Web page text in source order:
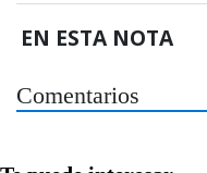
EN ESTA NOTA
Comentarios